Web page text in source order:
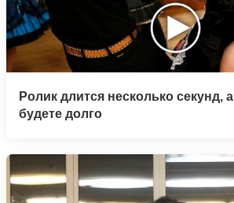
Ролик длится несколько секунд,
будете долго